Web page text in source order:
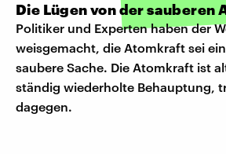
Die Lügen von der sauberen
Politiker und Experten haben der
weisgemacht, die Atomkraft sei
saubere Sache. Die Atomkraft ist
ständig wiederholte Behauptung,
dagegen.